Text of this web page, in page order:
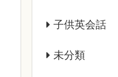
子供英会話
未分類